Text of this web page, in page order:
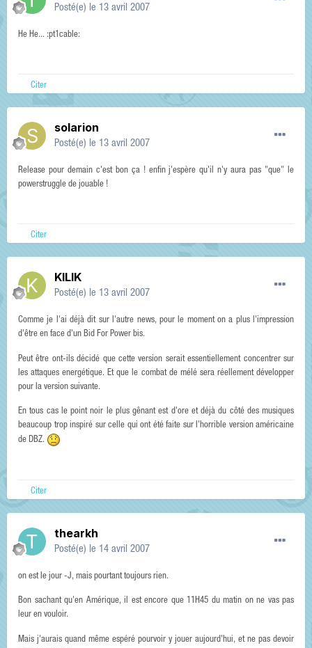
Posté(e) le 13 avril 2007
He He... :pt1cable:
Citer
solarion
Posté(e) le 13 avril 2007
Release pour demain c'est bon ça ! enfin j'espère qu'il n'y aura pas "que" le
powerstruggle de jouable !
Citer
KILIK
Posté(e) le 13 avril 2007
Comme je l'ai déjà dit sur l'autre news, pour le moment on a plus l'impression
d'être en face d'un Bid For Power bis.
Peut être ont-ils décidé que cette version serait essentiellement concentrer sur
les attaques energétique. Et que le combat de mélé sera réellement développer
pour la version suivante.
En tous cas le point noir le plus gênant est d'ore et déjà du côté des musiques
beaucoup trop inspiré sur celle qui ont été faite sur l'horrible version américaine
de DBZ.
Citer
thearkh
Posté(e) le 14 avril 2007
on est le jour -J, mais pourtant toujours rien.
Bon sachant qu'en Amérique, il est encore que 11H45 du matin on ne vas pas
leur en vouloir.
Mais j'aurais quand même espéré pourvoir y jouer aujourd'hui, et ne pas devoir